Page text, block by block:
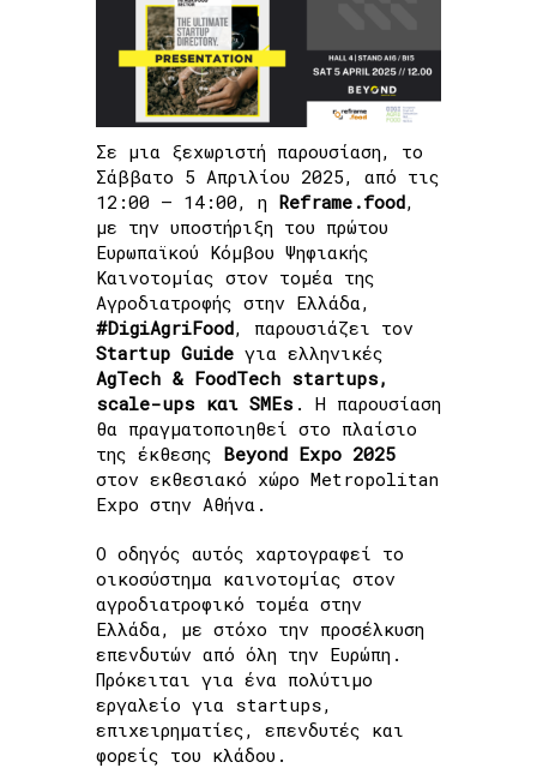
Σε μια ξεχωριστή παρουσίαση, το
Σάββατο 5 Απριλίου 2025, από τις
12:00 – 14:00, η Reframe.food,
με την υποστήριξη του πρώτου
Ευρωπαϊκού Κόμβου Ψηφιακής
Καινοτομίας στον τομέα της
Αγροδιατροφής στην Ελλάδα,
#DigiAgriFood, παρουσιάζει τον
Startup Guide για ελληνικές
AgTech & FoodTech startups,
scale-ups και SMEs . Η παρουσίαση
θα πραγματοποιηθεί στο πλαίσιο
της έκθεσης Beyond Expo 2025
στον εκθεσιακό χώρο Metropolitan
Expo στην Αθήνα.
Ο οδηγός αυτός χαρτογραφεί το
οικοσύστημα καινοτομίας στον
αγροδιατροφικό τομέα στην
Ελλάδα, με στόχο την προσέλκυση
επενδυτών από όλη την Ευρώπη.
Πρόκειται για ένα πολύτιμο
εργαλείο για startups,
επιχειρηματίες, επενδυτές και
φορείς του κλάδου.